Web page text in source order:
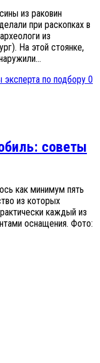
из раковин
при раскопках в
из
На этой стоянке,
0
советы
как минимум пять
из которых
каждый из
оснащения. Фото: